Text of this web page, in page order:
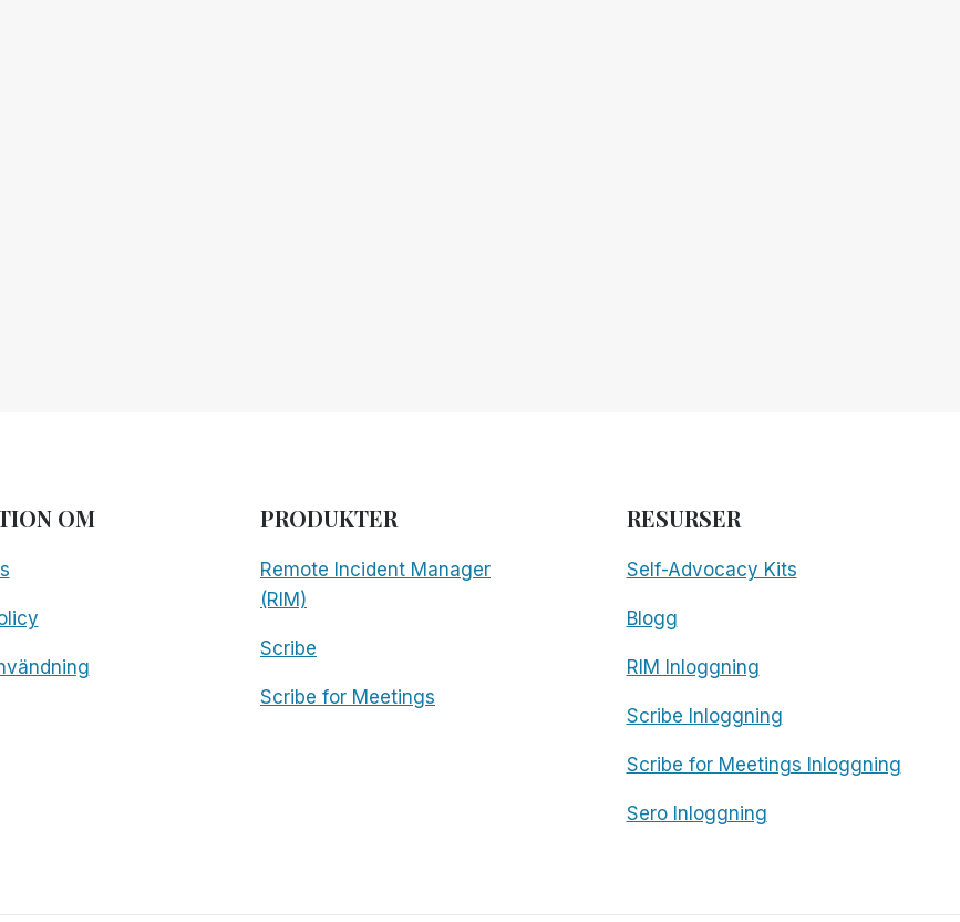
OM PRODUKTER
Remote Incident Manager
(RIM)
Scribe
Scribe for Meetings
RESURSER
Self-Advocacy Kits
Blogg
RIM Inloggning
Scribe Inloggning
Scribe for Meetings Inloggning
Sero Inloggning